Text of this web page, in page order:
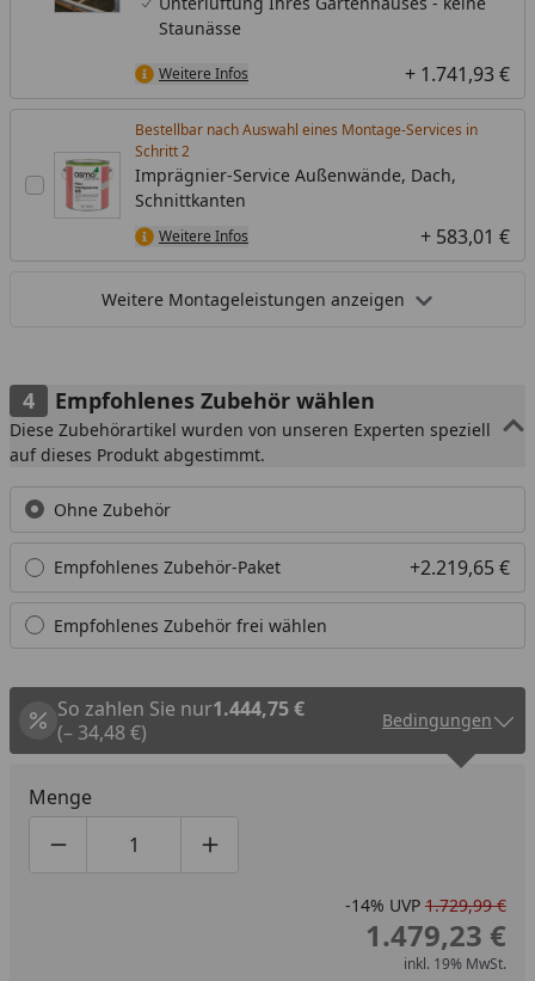
Staunässe
Weitere Infos + 1.741,93 €
Bestellbar nach Auswahl eines Montage-Services in
Schritt
Imprägnier-Service Außenwände, Dach,
Schnittkanten
Weitere Infos + 583,01 €
Weitere Montageleistungen anzeigen
Empfohlenes Zubehör wählen
Diese Zubehörartikel wurden von unseren Experten speziell
auf dieses Produkt abgestimmt.
Ohne Zubehör
Empfohlenes Zubehör-Paket +2.219,65 €
Empfohlenes Zubehör frei wählen
So zahlen Sie nur1.444,75 €
(– 34,48 €)
Bedingungen
Menge
Produktmenge um eins verringern
Produktmenge manuell eingeben
Produktmenge um eins erhöhen
-14% UVP 1.729,99 €
1.479,23 €
inkl. 19% MwSt.